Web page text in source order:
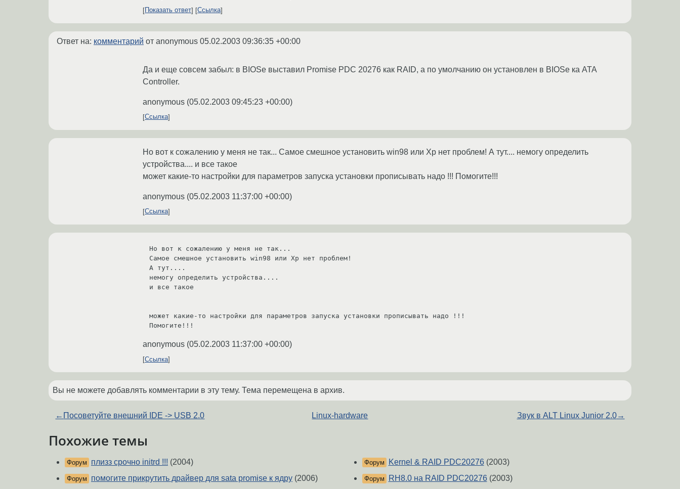
Показать ответ Ссылка
Ответ на: комментарий от anonymous 05.02.2003 09:36:35 +00:00
Да и еще совсем забыл: в BIOSе выставил Promise PDC 20276 как RAID, а по умолчанию он установлен в BIOSе ка ATA
Controller.
anonymous (05.02.2003 09:45:23 +00:00)
Ссылка
Но вот к сожалению у меня не так... Самое смешное установить win98 или Xp нет проблем! А тут.... немогу определить
устройства.... и все такое
может какие-то настройки для параметров запуска установки прописывать надо !!! Помогите!!!
anonymous (05.02.2003 11:37:00 +00:00)
Ссылка
Но вот к сожалению у меня не так...
Самое смешное установить win98 или Xp нет проблем!
А тут....
немогу определить устройства....
и все такое
может какие-то настройки для параметров запуска установки прописывать надо !!!
Помогите!!!
anonymous (05.02.2003 11:37:00 +00:00)
Ссылка
Вы не можете добавлять комментарии в эту тему. Тема перемещена в архив.
← Посоветуйте внешний IDE -> USB 2.0 Linux-hardware Звук в ALT Linux Junior 2.0→
Похожие темы
Форум плизз срочно initrd !!! (2004)
Форум помогите прикрутить драйвер для sata promise к ядру (2006)
Форум Kernel & RAID PDC20276(2003)
Форум RH8.0 на RAID PDC20276(2003)